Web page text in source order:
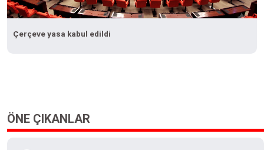
Çerçeve yasa kabul edildi
ÖNE ÇIKANLAR